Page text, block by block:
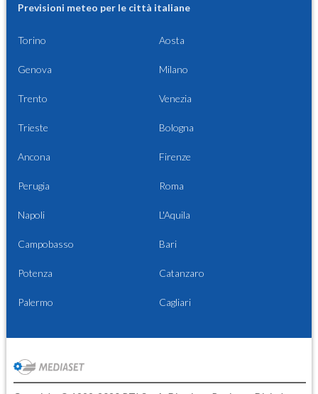
Previsioni meteo per le città italiane
Torino Aosta
Genova Milano
Trento Venezia
Trieste Bologna
Ancona Firenze
Perugia Roma
Napoli L'Aquila
Campobasso Bari
Potenza Catanzaro
Palermo Cagliari